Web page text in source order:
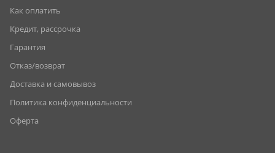
Как оплатить
Кредит, рассрочка
Гарантия
Отказ/возврат
Доставка и самовывоз
Политика конфиденциальности
Оферта